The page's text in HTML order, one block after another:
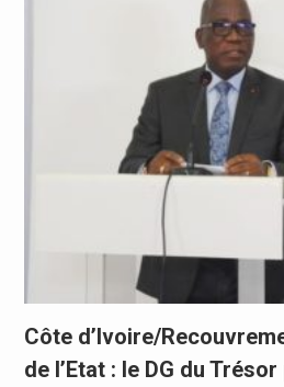
Côte d’Ivoire/
de l’Etat : le DG du